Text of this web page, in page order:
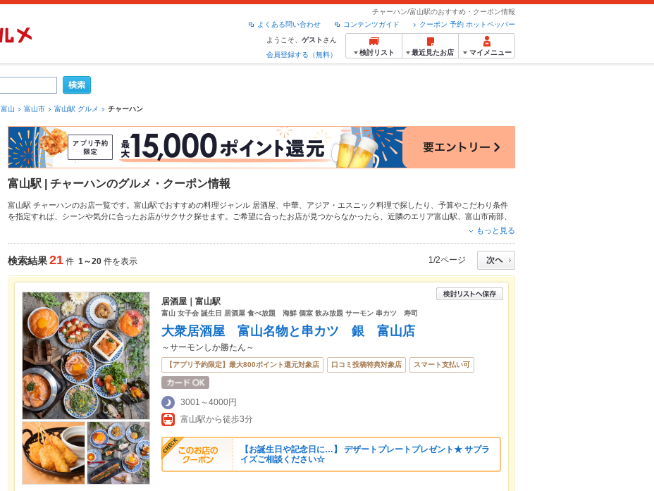
チャーハン/富山駅のおすすめ・クーポン情報
クーポン 予約 ホットペッパー
コンテンツガイド
よくある問い合わせ
ようこそ、 ゲスト さん
会員登録する（無料）
検討リスト 最近見たお店 マイメニュー
富山 富山市 富山駅 グルメ チャーハン
富山駅 | チャーハンのグルメ・クーポン情報
富山駅 チャーハンのお店一覧です。富山駅でおすすめの料理ジャンル 居酒屋 中華 アジア・エスニック料理で探したり、予算やこだわり条件
を指定すれば、シーンや気分に合ったお店がサクサク探せます。ご希望に合ったお店が見つからなかったら、近隣のエリア富山駅 富山市南部
からあげ 、お茶
もっと見る
検索結果21 件 1～20 件を表示 1/2ページ
居酒屋｜富山駅
富山 女子会 誕生日 居酒屋 食べ放題 海鮮 個室 飲み放題 サーモン 串カツ 寿司
大衆居酒屋 富山名物と串カツ 銀 富山店
～サーモンしか勝たん～
【アプリ予約限定】最大800ポイント還元対象店 口コミ投稿特典対象店 スマート支払い可
3001～4000円
富山駅から徒歩3分
【お誕生日や記念日に…】 デザートプレートプレゼント★ サプラ
イズご相談ください☆